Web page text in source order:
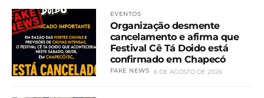
EVENTOS
Organização desmente
cancelamento e afirma que
Festival Cê Tá Doido está
confirmado em Chapecó
FAKE NEWS 6 DE AGOSTO DE 2026